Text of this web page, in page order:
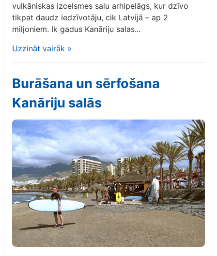
vulkāniskas izcelsmes salu arhipelāgs, kur dzīvo
tikpat daudz iedzīvotāju, cik Latvijā – ap 2
miljoniem. Ik gadus Kanāriju salas...
Uzzināt vairāk »
Burāšana un sērfošana
Kanāriju salās